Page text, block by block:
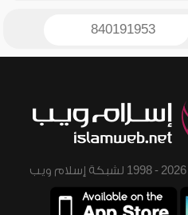
840191953